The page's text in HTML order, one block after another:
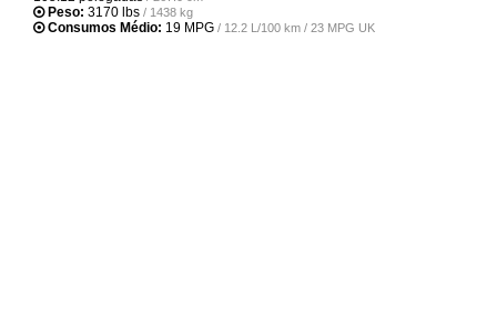
Peso: 3170 lbs / 1438 kg
Consumos Médio: 19 MPG / 12.2 L/100 km / 23 MPG UK